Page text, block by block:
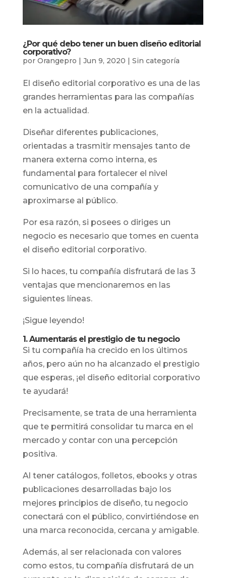
¿Por qué debo tener un buen diseño editorial
corporativo?
por Orangepro | Jun 9, 2020 | Sin categoría
El diseño editorial corporativo es una de las
grandes herramientas para las compañías
en la actualidad.
Diseñar diferentes publicaciones,
orientadas a trasmitir mensajes tanto de
manera externa como interna, es
fundamental para fortalecer el nivel
comunicativo de una compañía y
aproximarse al público.
Por esa razón, si posees o diriges un
negocio es necesario que tomes en cuenta
el diseño editorial corporativo.
Si lo haces, tu compañía disfrutará de las 3
ventajas que mencionaremos en las
siguientes líneas.
¡Sigue leyendo!
1. Aumentarás el prestigio de tu negocio
Si tu compañía ha crecido en los últimos
años, pero aún no ha alcanzado el prestigio
que esperas, ¡el diseño editorial corporativo
te ayudará!
Precisamente, se trata de una herramienta
que te permitirá consolidar tu marca en el
mercado y contar con una percepción
positiva.
Al tener catálogos, folletos, ebooks y otras
publicaciones desarrolladas bajo los
mejores principios de diseño, tu negocio
conectará con el público, convirtiéndose en
una marca reconocida, cercana y amigable.
Además, al ser relacionada con valores
como estos, tu compañía disfrutará de un